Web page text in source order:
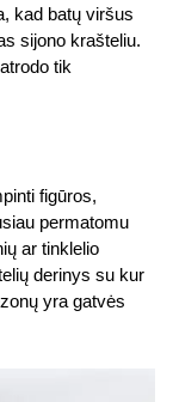
kad batų viršus
sijono krašteliu.
tik
figūros,
permatomu
ar tinklelio
derinys su kur
yra gatvės